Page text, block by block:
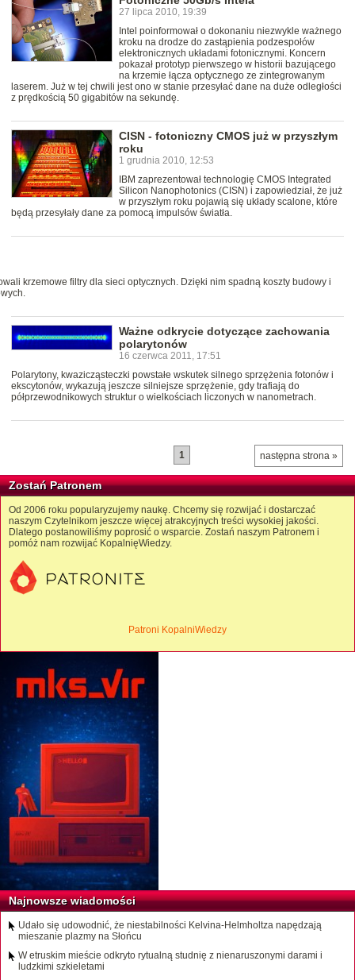
27 lipca 2010, 19:39
Intel poinformował o dokonaniu niezwykle ważnego
kroku na drodze do zastąpienia podzespołów
elektronicznych układami fotonicznymi. Koncern
pokazał prototyp pierwszego w historii bazującego
na krzemie łącza optycznego ze zintegrowanym
laserem. Już w tej chwili jest ono w stanie przesyłać dane na duże odległości
z prędkością 50 gigabitów na sekundę.
CISN - fotoniczny CMOS już w przyszłym
roku
1 grudnia 2010, 12:53
IBM zaprezentował technologię CMOS Integrated
Silicon Nanophotonics (CISN) i zapowiedział, że już
w przyszłym roku pojawią się układy scalone, które
będą przesyłały dane za pomocą impulsów światła.
krzemowe filtry dla sieci optycznych. Dzięki nim spadną koszty budowy i
Ważne odkrycie dotyczące zachowania
polarytonów
16 czerwca 2011, 17:51
Polarytony, kwazicząsteczki powstałe wskutek silnego sprzężenia fotonów i
ekscytonów, wykazują jeszcze silniejsze sprzężenie, gdy trafiają do
półprzewodnikowych struktur o wielkościach liczonych w nanometrach.
następna strona »
1
Zostań Patronem
Od 2006 roku popularyzujemy naukę. Chcemy się rozwijać i dostarczać
naszym Czytelnikom jeszcze więcej atrakcyjnych treści wysokiej jakości.
Dlatego postanowiliśmy poprosić o wsparcie. Zostań naszym Patronem i
pomóż nam rozwijać KopalnięWiedzy.
Patroni KopalniWiedzy
Najnowsze wiadomości
Udało się udowodnić, że niestabilności Kelvina-Helmholtza napędzają
mieszanie plazmy na Słońcu
W etruskim mieście odkryto rytualną studnię z nienaruszonymi darami i
ludzkimi szkieletami